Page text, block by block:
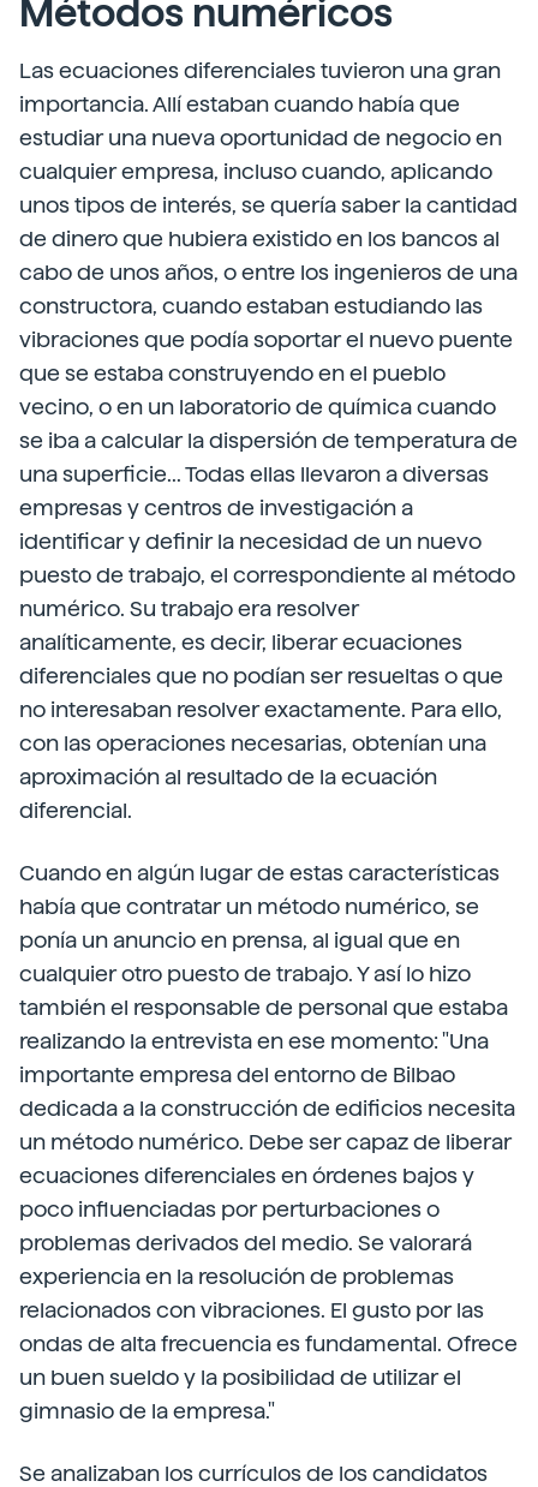
Métodos numéricos
Las ecuaciones diferenciales tuvieron una gran
importancia. Allí estaban cuando había que
estudiar una nueva oportunidad de negocio en
cualquier empresa, incluso cuando, aplicando
unos tipos de interés, se quería saber la cantidad
de dinero que hubiera existido en los bancos al
cabo de unos años, o entre los ingenieros de una
constructora, cuando estaban estudiando las
vibraciones que podía soportar el nuevo puente
que se estaba construyendo en el pueblo
vecino, o en un laboratorio de química cuando
se iba a calcular la dispersión de temperatura de
una superficie... Todas ellas llevaron a diversas
empresas y centros de investigación a
identificar y definir la necesidad de un nuevo
puesto de trabajo, el correspondiente al método
numérico. Su trabajo era resolver
analíticamente, es decir, liberar ecuaciones
diferenciales que no podían ser resueltas o que
no interesaban resolver exactamente. Para ello,
con las operaciones necesarias, obtenían una
aproximación al resultado de la ecuación
diferencial.
Cuando en algún lugar de estas características
había que contratar un método numérico, se
ponía un anuncio en prensa, al igual que en
cualquier otro puesto de trabajo. Y así lo hizo
también el responsable de personal que estaba
realizando la entrevista en ese momento: "Una
importante empresa del entorno de Bilbao
dedicada a la construcción de edificios necesita
un método numérico. Debe ser capaz de liberar
ecuaciones diferenciales en órdenes bajos y
poco influenciadas por perturbaciones o
problemas derivados del medio. Se valorará
experiencia en la resolución de problemas
relacionados con vibraciones. El gusto por las
ondas de alta frecuencia es fundamental. Ofrece
un buen sueldo y la posibilidad de utilizar el
gimnasio de la empresa."
Se analizaban los currículos de los candidatos